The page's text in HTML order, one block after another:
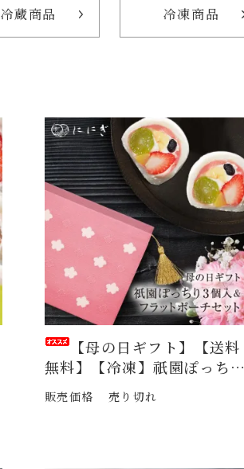
冷蔵商品 冷凍商品
【母の日ギフト】【送料
無料】【冷凍】祇園ぽっちり
3個入と西陣織のフラットポ
ーチセット（F-82maf）
販売価格 売り切れ